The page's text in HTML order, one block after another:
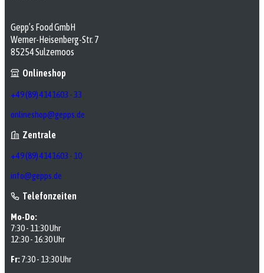
Gepp’s Food GmbH
Werner-Heisenberg-Str. 7
85254 Sulzemoos
Onlineshop
+49 (89) 4141603 - 33
onlineshop@gepps.de
Zentrale
+49 (89) 4141603 - 10
info@gepps.de
Telefonzeiten
Mo-Do:
7:30 - 11:30 Uhr
12:30 - 16:30 Uhr
Fr:7:30 - 13:30 Uhr